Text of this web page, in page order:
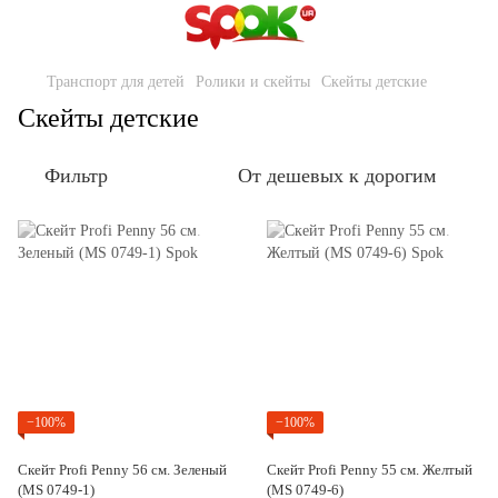
Транспорт для детей Ролики и скейты Скейты детские
Скейты детские
Фильтр От дешевых к дорогим
−100%
Скейт Profi Penny 56 см. Зеленый
(MS 0749-1)
−100%
Скейт Profi Penny 55 см. Желтый
(MS 0749-6)